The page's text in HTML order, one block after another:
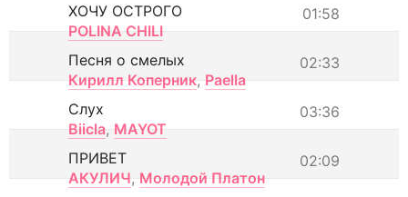
01:58
ХОЧУ ОСТРОГО
POLINA CHILI
02:33
Песня о смелых
Кирилл Коперник, Paella
03:36
Слух
Biicla, MAYOT
02:09
ПРИВЕТ
АКУЛИЧ, Молодой Платон